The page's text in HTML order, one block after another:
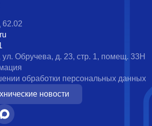
ул. Обручева, д. 23, стр. 1, помещ. 33Н
обработки персональных данных
новости